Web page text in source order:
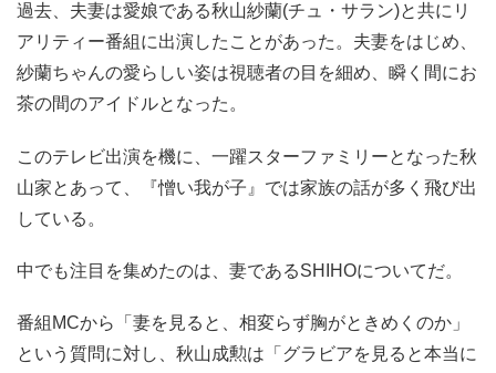
過去、夫妻は愛娘である秋山紗蘭(チュ・サラン)と共にリ
アリティー番組に出演したことがあった。夫妻をはじめ、
紗蘭ちゃんの愛らしい姿は視聴者の目を細め、瞬く間にお
茶の間のアイドルとなった。
このテレビ出演を機に、一躍スターファミリーとなった秋
山家とあって、『憎い我が子』では家族の話が多く飛び出
している。
中でも注目を集めたのは、妻であるSHIHOについてだ。
番組MCから「妻を見ると、相変らず胸がときめくのか」
という質問に対し、秋山成勲は「グラビアを見ると本当に